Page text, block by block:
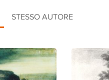
STESSO AUTORE